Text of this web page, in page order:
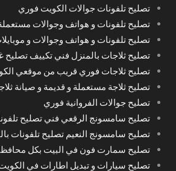
تصليح تلفونات جوالات الكويت فوري
تصليح تلفونات و هواتف وجوالات
تصليح تلفونات و هواتف وجوالات و
تصليح ثلاجات بالمنزل فني تكييف تصليح
تصليح ثلاجات فوري قريب من موقعي
تصليح ثلاجة مستعملة و قديمة و صيانة
تصليح جوالات الفروانية فوري
تصليح سامسونج الرقعي فني تصليح
تصليح سامسونج النعيم تصليح تلفونات
تصليح سمارت فون في البيت بكل محافظات
تصليح سيارات و تبديل اطارات في الكويت 24